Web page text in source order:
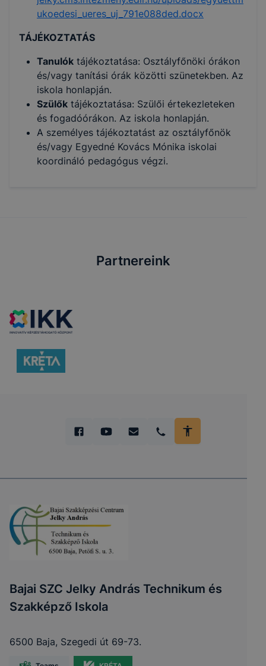
ukoedesi_ueres_uj_791e088ded.docx
TÁJÉKOZTATÁS
Tanulók tájékoztatása: Osztályfőnöki órákon
és/vagy tanítási órák közötti szünetekben. Az
iskola honlapján.
Szülők tájékoztatása: Szülői értekezleteken
és fogadóórákon. Az iskola honlapján.
A személyes tájékoztatást az osztályfőnök
és/vagy Egyedné Kovács Mónika iskolai
koordináló pedagógus végzi.
Partnereink
Bajai SZC Jelky András Technikum és
Szakképző Iskola
6500 Baja, Szegedi út 69-73.